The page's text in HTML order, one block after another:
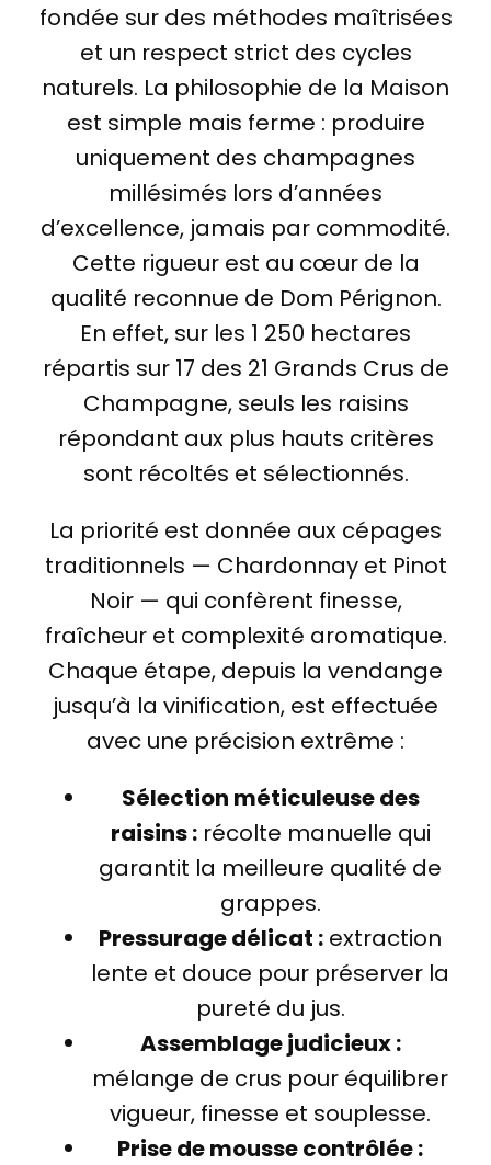
fondée sur des méthodes maîtrisées
et un respect strict des cycles
naturels. La philosophie de la Maison
est simple mais ferme : produire
uniquement des champagnes
millésimés lors d’années
d’excellence, jamais par commodité.
Cette rigueur est au cœur de la
qualité reconnue de Dom Pérignon.
En effet, sur les 1 250 hectares
répartis sur 17 des 21 Grands Crus de
Champagne, seuls les raisins
répondant aux plus hauts critères
sont récoltés et sélectionnés.
La priorité est donnée aux cépages
traditionnels — Chardonnay et Pinot
Noir — qui confèrent finesse,
fraîcheur et complexité aromatique.
Chaque étape, depuis la vendange
jusqu’à la vinification, est effectuée
avec une précision extrême :
Sélection méticuleuse des
raisins :récolte manuelle qui
garantit la meilleure qualité de
grappes.
Pressurage délicat : extraction
lente et douce pour préserver la
pureté du jus.
Assemblage judicieux :
mélange de crus pour équilibrer
vigueur, finesse et souplesse.
Prise de mousse contrôlée :